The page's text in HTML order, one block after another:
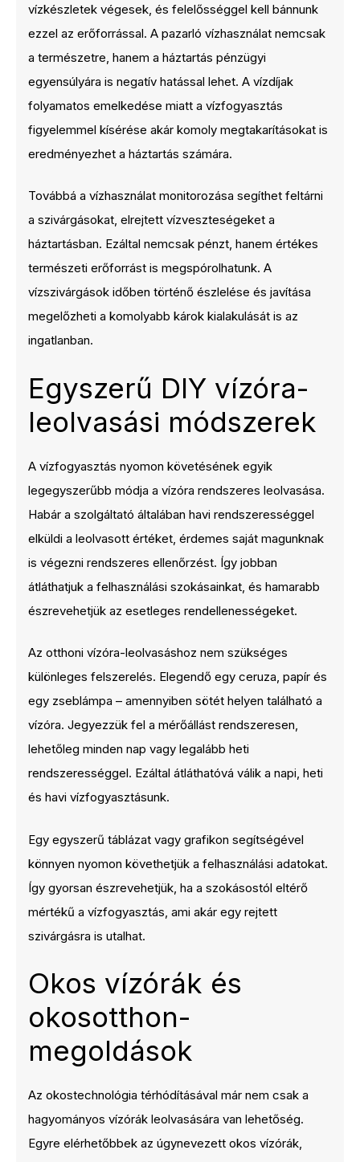
vízkészletek végesek, és felelősséggel kell bánnunk
ezzel az erőforrással. A pazarló vízhasználat nemcsak
a természetre, hanem a háztartás pénzügyi
egyensúlyára is negatív hatással lehet. A vízdíjak
folyamatos emelkedése miatt a vízfogyasztás
figyelemmel kísérése akár komoly megtakarításokat is
eredményezhet a háztartás számára.
Továbbá a vízhasználat monitorozása segíthet feltárni
a szivárgásokat, elrejtett vízveszteségeket a
háztartásban. Ezáltal nemcsak pénzt, hanem értékes
természeti erőforrást is megspórolhatunk. A
vízszivárgások időben történő észlelése és javítása
megelőzheti a komolyabb károk kialakulását is az
ingatlanban.
Egyszerű DIY vízóra-
leolvasási módszerek
A vízfogyasztás nyomon követésének egyik
legegyszerűbb módja a vízóra rendszeres leolvasása.
Habár a szolgáltató általában havi rendszerességgel
elküldi a leolvasott értéket, érdemes saját magunknak
is végezni rendszeres ellenőrzést. Így jobban
átláthatjuk a felhasználási szokásainkat, és hamarabb
észrevehetjük az esetleges rendellenességeket.
Az otthoni vízóra-leolvasáshoz nem szükséges
különleges felszerelés. Elegendő egy ceruza, papír és
egy zseblámpa – amennyiben sötét helyen található a
vízóra. Jegyezzük fel a mérőállást rendszeresen,
lehetőleg minden nap vagy legalább heti
rendszerességgel. Ezáltal átláthatóvá válik a napi, heti
és havi vízfogyasztásunk.
Egy egyszerű táblázat vagy grafikon segítségével
könnyen nyomon követhetjük a felhasználási adatokat.
Így gyorsan észrevehetjük, ha a szokásostól eltérő
mértékű a vízfogyasztás, ami akár egy rejtett
szivárgásra is utalhat.
Okos vízórák és
okosotthon-
megoldások
Az okostechnológia térhódításával már nem csak a
hagyományos vízórák leolvasására van lehetőség.
Egyre elérhetőbbek az úgynevezett okos vízórák,